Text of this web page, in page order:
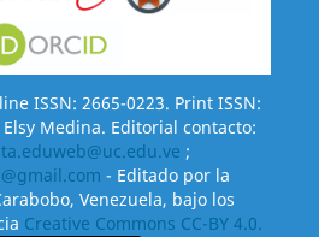
ISSN: 2665-0223. Print ISSN:
Medina. Editorial contacto:
;
- Editado por la
Venezuela, bajo los
Creative Commons CC-BY 4.0.